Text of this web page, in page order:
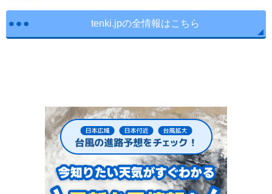
tenki.jpの全情報はこちら